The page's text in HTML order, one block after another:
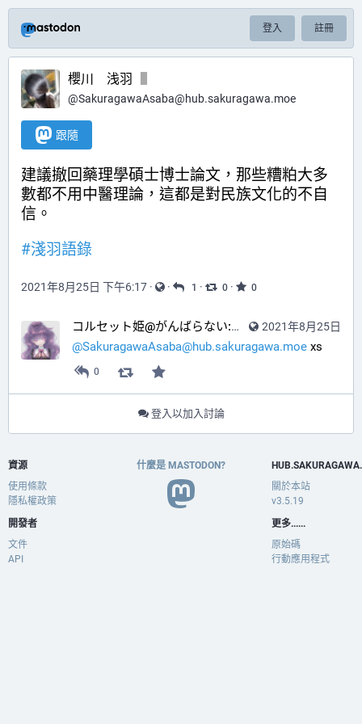
登入 註冊
櫻川 浅羽
@SakuragawaAsaba@hub.sakuragawa.moe
跟隨
建議撤回藥理學碩士博士論文，那些糟粕大多
數都不用中醫理論，這都是對民族文化的不自
信。
#淺羽語錄
2021年8月25日 下午6:17 · · 1 · 0 · 0
2021年8月25日
コルセット姫@がんばらない:gtnxl3: @
@SakuragawaAsaba@hub.sakuragawa.moe xs
0
登入以加入討論
資源
使用條款
隱私權政策
開發者
文件
API
什麼是 MASTODON?
關於本站
v3.5.19
更多......
原始碼
行動應用程式